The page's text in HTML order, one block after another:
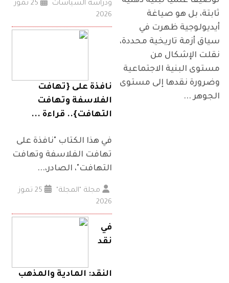
ثابتة، بل هو صياغة
أيديولوجية ظهرت في
سياق أزمة تاريخية محددة،
نقلت الإشكال من
مستوى البنية الاجتماعية
وضرورة نقدها إلى مستوى
الجوهر ...
ودراسة السياسات
25 تموز
2026
نافذة على {تهافت
الفلاسفة وتهافت
التهافت}.. قراءة ...
في هذا الكتاب "نافذة على
تهافت الفلاسفة وتهافت
التهافت"، الصادر،...
مجلة "المجلة"
25 تموز
2026
في
نقد
النقد: المادية والمذهب